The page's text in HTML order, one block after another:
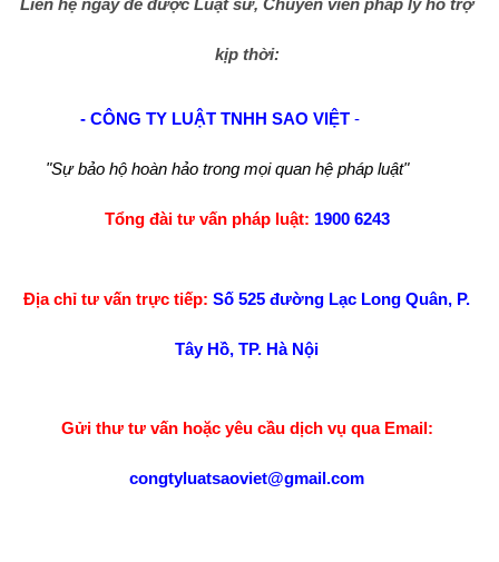
Liên hệ ngay để được Luật sư, Chuyên viên pháp lý hỗ trợ
kịp thời:
- CÔNG TY LUẬT TNHH SAO VIỆT -
"Sự bảo hộ hoàn hảo trong mọi quan hệ pháp luật"
Tổng đài tư vấn pháp luật: 1900 6243
Địa chỉ tư vấn trực tiếp: Số 525 đường Lạc Long Quân, P.
Tây Hồ, TP. Hà Nội
Gửi thư tư vấn hoặc yêu cầu dịch vụ qua Email:
congtyluatsaoviet@gmail.com